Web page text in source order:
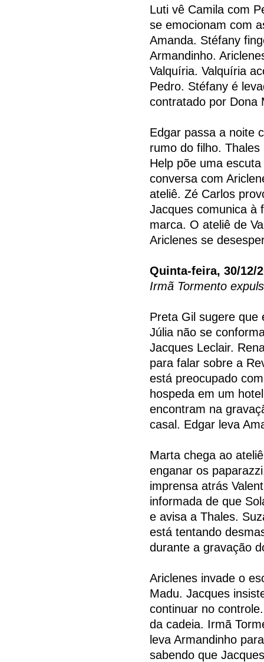
Luti vê Camila com
se emocionam com
Amanda. Stéfany
Armandinho.
Valquíria. Valquíria
Pedro. Stéfany é
contratado por Dona
Edgar passa a noite
rumo do filho.
Help põe uma
conversa com
ateliê. Zé Carlos
Jacques comunica à
marca. O ateliê de
Ariclenes se
Quinta-feira, 30/12/
Irmã Tormento
Preta Gil sugere que
Júlia não se
Jacques Leclair.
para falar sobre a
está preocupado
hospeda em um
encontram na
casal. Edgar leva
Marta chega ao
enganar os
imprensa atrás
informada de que
e avisa a Thales.
está tentando
durante a gravação
Ariclenes invade o
Madu. Jacques
continuar no
da cadeia. Irmã
leva Armandinho
sabendo que